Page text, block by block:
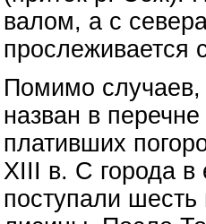
валом, а с
прослеживается
Помимо
назван в
плативших
XIII в. С города в
поступали шесть